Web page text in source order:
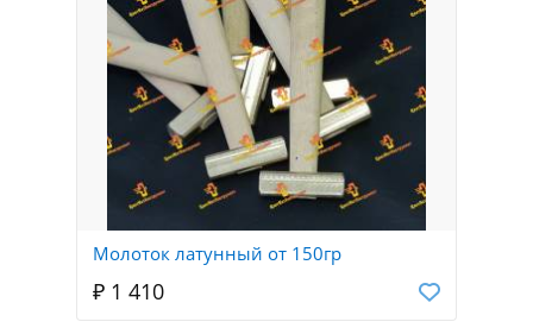
Молоток латунный от 150гр
₽ 1 410